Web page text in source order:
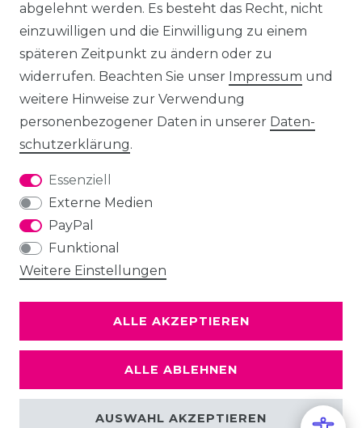
abgelehnt werden. Es besteht das Recht, nicht
einzuwilligen und die Einwilligung zu einem
späteren Zeitpunkt zu ändern oder zu
widerrufen. Beachten Sie unser Impressum und
weitere Hinweise zur Verwendung
personenbezogener Daten in unserer Daten­
schutz­erklärung.
Essenziell
Externe Medien
PayPal
Funktional
Weitere Einstellungen
ALLE AKZEPTIEREN
ALLE ABLEHNEN
AUSWAHL AKZEPTIEREN